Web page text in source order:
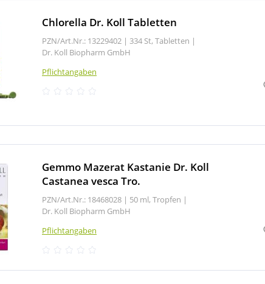
Chlorella Dr. Koll Tabletten
PZN/Art.Nr.: 13229402 | 334 St, Tabletten |
Dr. Koll Biopharm GmbH
Pflichtangaben
Gemmo Mazerat Kastanie Dr. Koll
Castanea vesca Tro.
PZN/Art.Nr.: 18468028 | 50 ml, Tropfen |
Dr. Koll Biopharm GmbH
Pflichtangaben